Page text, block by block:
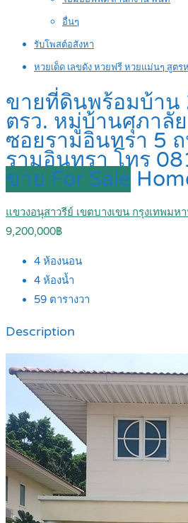
อื่นๆ
รับโพสต์อสังหา
หวยเด็ด เลขดัง หวยฟรี หวยแม่นๆ สูตร
ขายที่ดินพร้อมบ้าน
ตรว. หมู่บ้านศุภาลั
ซอยรามอินทรา 5
รามอินทรา โทร
ขาย For Sale
แขวงอนุสาวรีย์ เขตบางเขน กรุงเทพมห
9,200,000฿
4 ห้องนอน
4 ห้องน้ำ
59 ตารางวา
Description